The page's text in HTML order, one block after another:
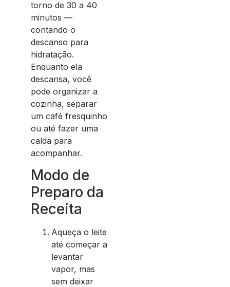
torno de 30 a 40
minutos —
contando o
descanso para
hidratação.
Enquanto ela
descansa, você
pode organizar a
cozinha, separar
um café fresquinho
ou até fazer uma
calda para
acompanhar.
Modo de
Preparo da
Receita
Aqueça o leite
até começar a
levantar
vapor, mas
sem deixar